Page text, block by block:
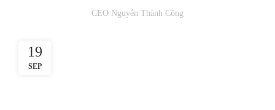
CEO Nguyễn Thành Công
19
SEP